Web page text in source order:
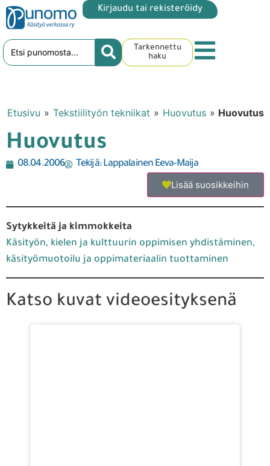
Kirjaudu tai rekisteröidy
Tarkennettu
haku
Etusivu » Tekstiilityön tekniikat » Huovutus » Huovutus
Huovutus
08.04.2006 Tekijä:Lappalainen Eeva-Maija
Lisää suosikkeihin
Sytykkeitä ja kimmokkeita
Käsityön, kielen ja kulttuurin oppimisen yhdistäminen,
käsityömuotoilu ja oppimateriaalin tuottaminen
Katso kuvat videoesityksenä